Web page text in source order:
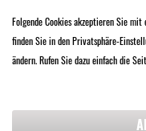
MODELL
68,00 €
Qualitäts-
Folgende Cookies akzeptieren Sie
finden Sie in den Privatsphäre-
ändern. Rufen Sie dazu einfach die